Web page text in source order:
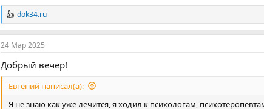
Р
е
а
к
и
и
dok34.ru
24 Мар 2025
Добрый вечер!
Евгений написал(а):
Я не знаю как уже лечится, я ходил к психологам,